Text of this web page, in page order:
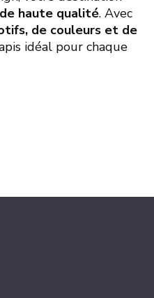
haute qualité. Avec
de couleurs et de
idéal pour chaque